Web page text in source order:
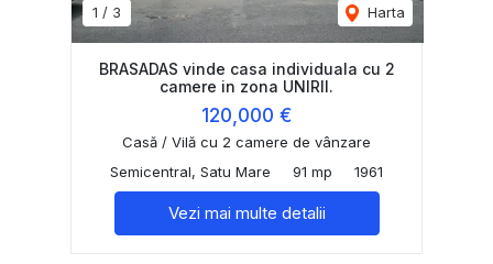
1 / 3 Harta
BRASADAS vinde casa individuala cu 2
camere in zona UNIRII.
120,000 €
Casă / Vilă cu 2 camere de vânzare
Semicentral, Satu Mare
91 mp 1961
Vezi mai multe detalii